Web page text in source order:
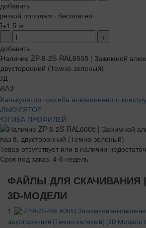
добавить
пополам · бесплатно
м
-
+
добавить
ПРОФИЛЕЙ
Товар отсутствует или в наличии
Срок под заказ: 4-8 недель
ФАЙЛЫ ДЛЯ СКАЧИВАНИЯ
3D-МОДЕЛИ
1.
ZP-8-2S-RAL6005 | Зажимной
двусторонний (Темно-зеленый) (2D Модель